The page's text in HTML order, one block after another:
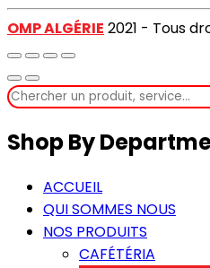
OMP ALGÉRIE 2021 - Tous
Shop By
ACCUEIL
QUI SOMMES NOUS
NOS PRODUITS
CAFÉTÉRIA